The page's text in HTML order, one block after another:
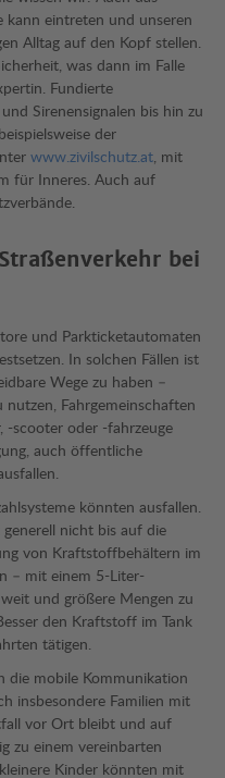
eintreten und unseren
Alltag auf den Kopf stellen.
was dann im Falle
Fundierte
Sirenensignalen bis hin zu
der
www.zivilschutz.at, mit
für Inneres. Auch auf
bei
und Parkticketautomaten
In solchen Fällen ist
Wege zu haben –
nutzen, Fahrgemeinschaften
-scooter oder -fahrzeuge
auch öffentliche
könnten ausfallen.
nicht bis auf die
von Kraftstoffbehältern im
– mit einem 5-Liter-
und größere Mengen zu
den Kraftstoff im Tank
tätigen.
die mobile Kommunikation
insbesondere Familien mit
vor Ort bleibt und auf
zu einem vereinbarten
Kinder könnten mit